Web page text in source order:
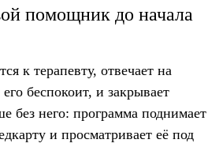
помощник до начала
к терапевту, отвечает на
беспокоит, и закрывает
без него: программа поднимает
и просматривает её под